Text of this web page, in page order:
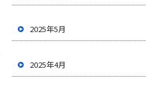
2025年5月
2025年4月